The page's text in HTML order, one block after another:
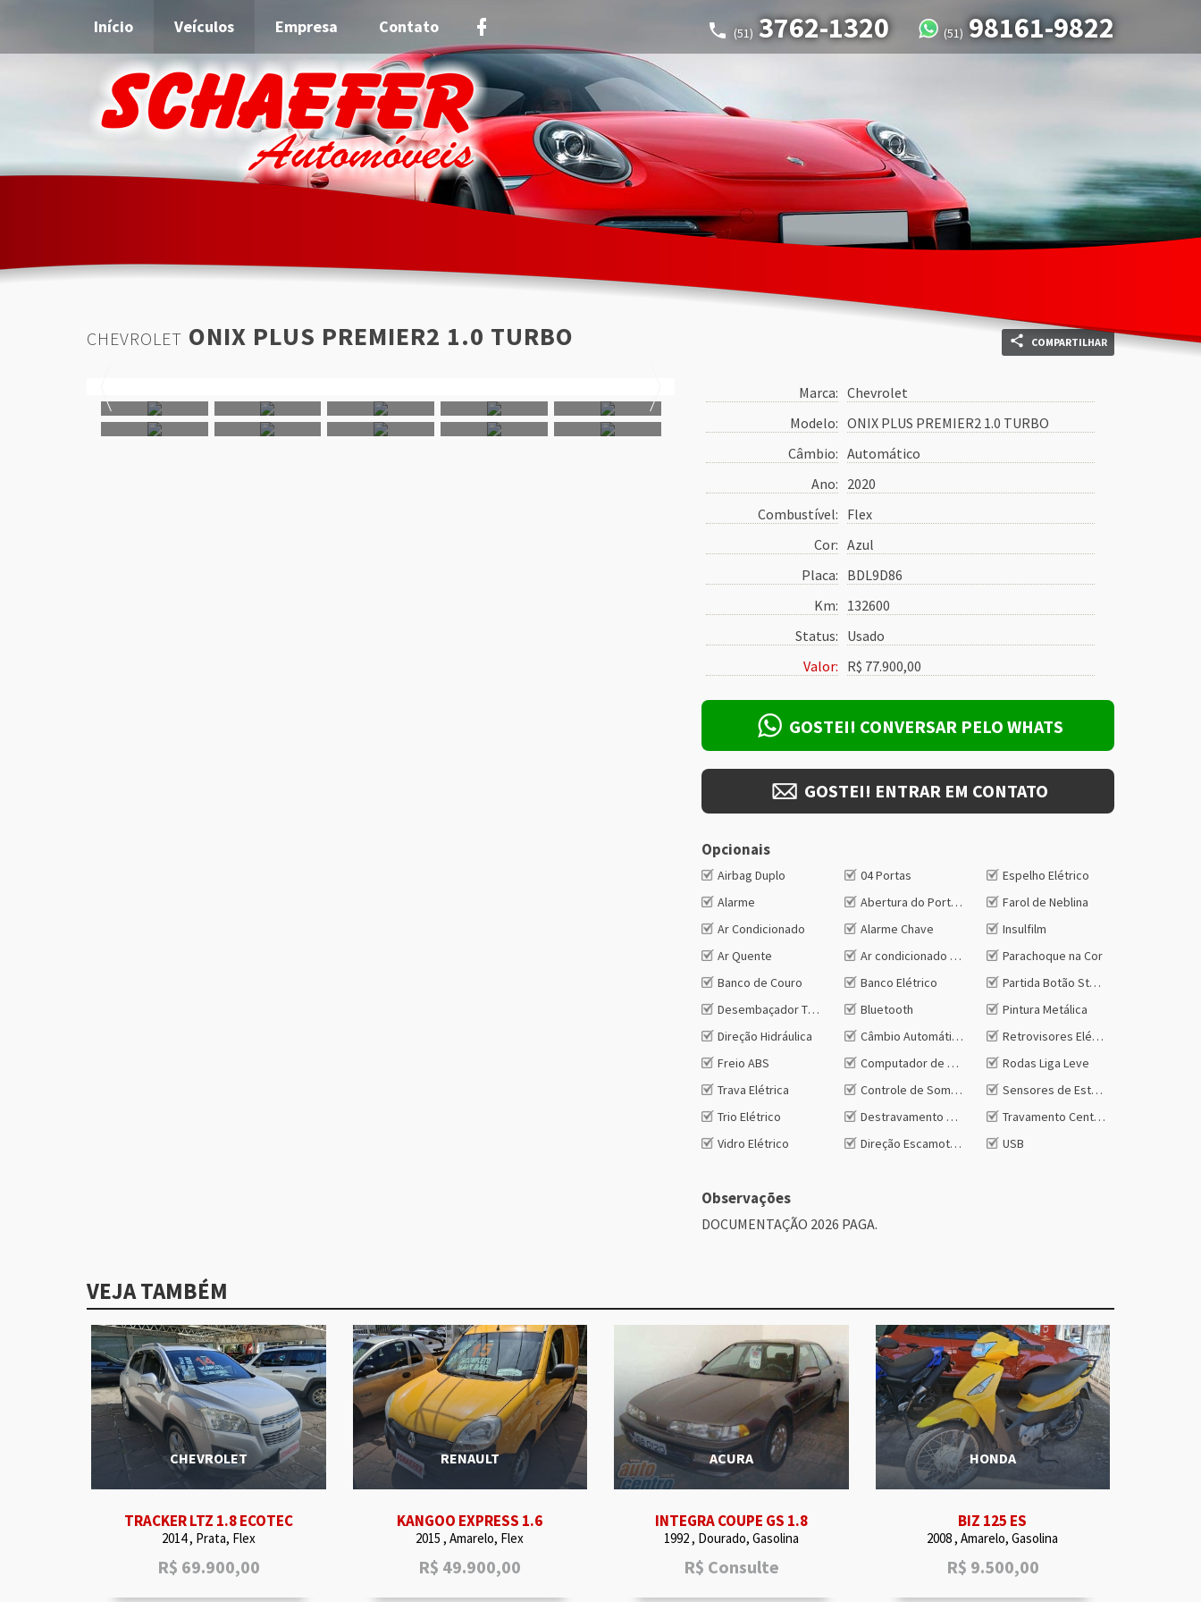
Início Veículos Empresa Contato (51) 3762-1320 (51) 98161-9822
CHEVROLET ONIX PLUS PREMIER2 1.0 TURBO COMPARTILHAR
Marca: Chevrolet
Modelo: ONIX PLUS PREMIER2 1.0 TURBO
Câmbio: Automático
Ano: 2020
Combustível: Flex
Cor: Azul
Placa: BDL9D86
Km: 132600
Status: Usado
Valor: R$ 77.900,00
GOSTEI! CONVERSAR PELO WHATS
GOSTEI! ENTRAR EM CONTATO
Opcionais
Airbag Duplo
Alarme
Ar Condicionado
Ar Quente
Banco de Couro
Desembaçador Traseiro
Direção Hidráulica
Freio ABS
Trava Elétrica
Trio Elétrico
Vidro Elétrico
04 Portas
Abertura do Porta Malas na Chave
Alarme Chave
Ar condicionado Digital
Banco Elétrico
Bluetooth
Câmbio Automático
Computador de Bordo
Controle de Som no Volante
Destravamento Remoto do Porta-malas
Direção Escamoteável
Espelho Elétrico
Farol de Neblina
Insulfilm
Parachoque na Cor
Partida Botão Start/Stop
Pintura Metálica
Retrovisores Elétricos
Rodas Liga Leve
Sensores de Estacionamento
Travamento Central das Portas
USB
Observações
DOCUMENTAÇÃO 2026 PAGA.
VEJA TAMBÉM
CHEVROLET
TRACKER LTZ 1.8 ECOTEC
2014 , Prata, Flex
R$ 69.900,00
RENAULT
KANGOO EXPRESS 1.6
2015 , Amarelo, Flex
R$ 49.900,00
ACURA
INTEGRA COUPE GS 1.8
1992 , Dourado, Gasolina
R$ Consulte
HONDA
BIZ 125 ES
2008 , Amarelo, Gasolina
R$ 9.500,00